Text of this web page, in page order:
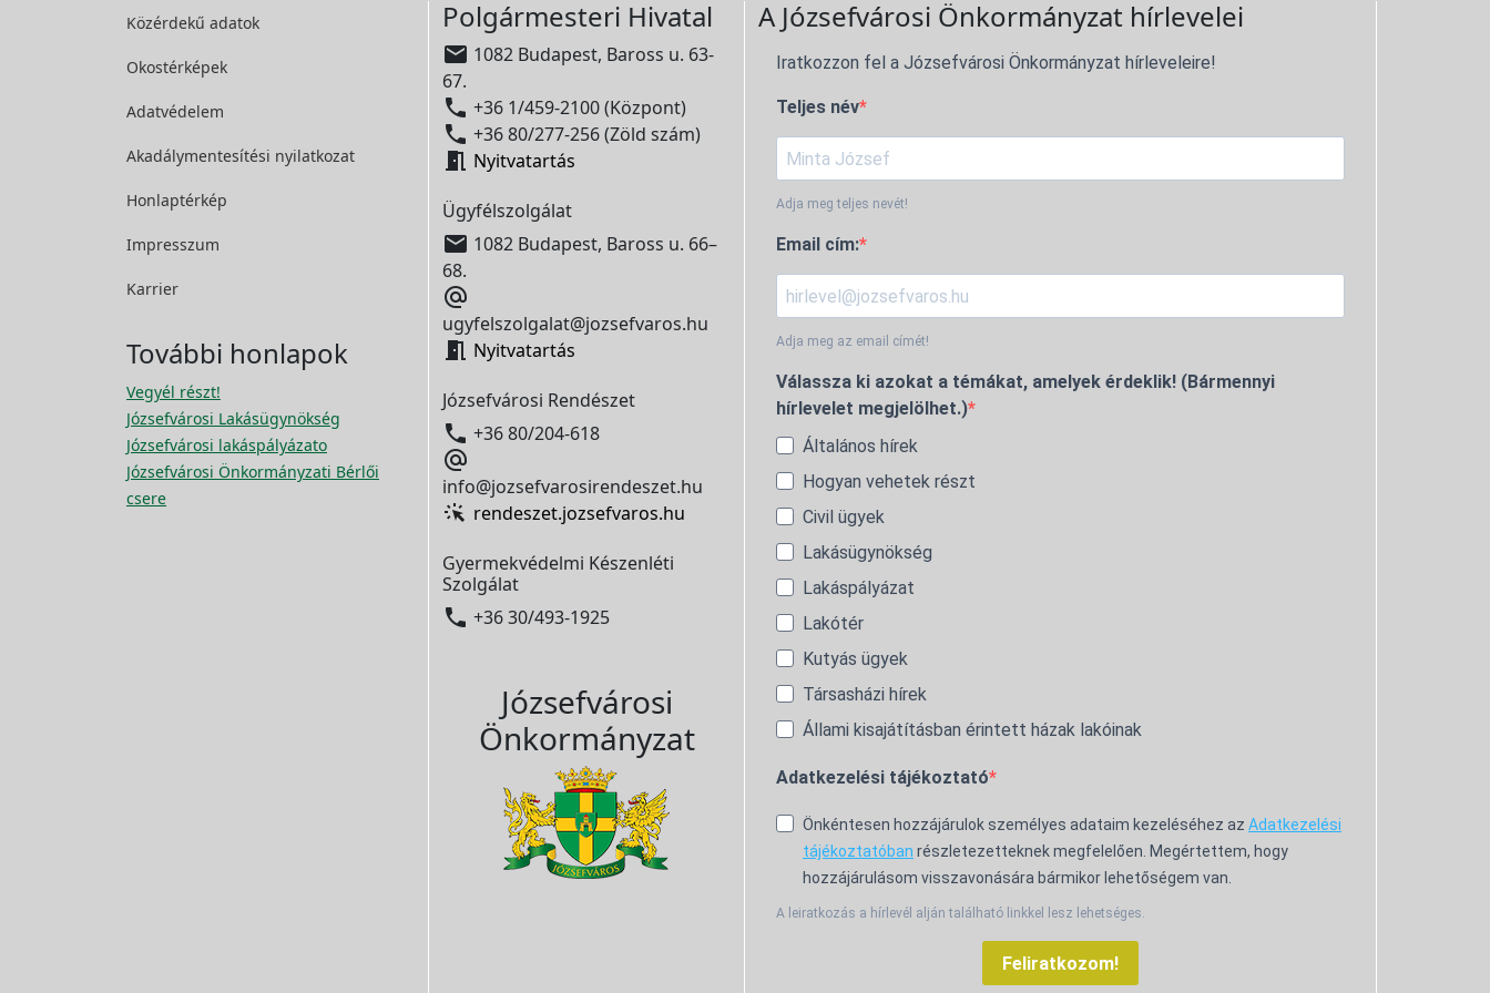
Közérdekű adatok
Okostérképek
Adatvédelem
Akadálymentesítési nyilatkozat
Honlaptérkép
Impresszum
Karrier
További honlapok
Vegyél részt!
Józsefvárosi Lakásügynökség
Józsefvárosi lakáspályázato
Józsefvárosi Önkormányzati Bérlői
csere
Polgármesteri Hivatal
 1082 Budapest, Baross u. 63-
67.
 +36 1/459-2100 (Központ)
 +36 80/277-256 (Zöld szám)
 Nyitvatartás
Ügyfélszolgálat
 1082 Budapest, Baross u. 66–
68.

ugyfelszolgalat@jozsefvaros.hu
 Nyitvatartás
Józsefvárosi Rendészet
 +36 80/204-618

info@jozsefvarosirendeszet.hu
rendeszet.jozsefvaros.hu
Gyermekvédelmi Készenléti
Szolgálat
 +36 30/493-1925
Józsefvárosi
Önkormányzat
A Józsefvárosi Önkormányzat hírlevelei
Iratkozzon fel a Józsefvárosi Önkormányzat hírleveleire!
Teljes név
Adja meg teljes nevét!
Email cím:
Adja meg az email címét!
Válassza ki azokat a témákat, amelyek érdeklik! (Bármennyi
hírlevelet megjelölhet.)
Általános hírek
Hogyan vehetek részt
Civil ügyek
Lakásügynökség
Lakáspályázat
Lakótér
Kutyás ügyek
Társasházi hírek
Állami kisajátításban érintett házak lakóinak
Adatkezelési tájékoztató
Önkéntesen hozzájárulok személyes adataim kezeléséhez az Adatkezelési
tájékoztatóban részletezetteknek megfelelően. Megértettem, hogy
hozzájárulásom visszavonására bármikor lehetőségem van.
A leiratkozás a hírlevél alján található linkkel lesz lehetséges.
Feliratkozom!